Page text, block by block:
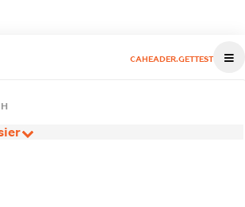
CAHEADER.GETTEST